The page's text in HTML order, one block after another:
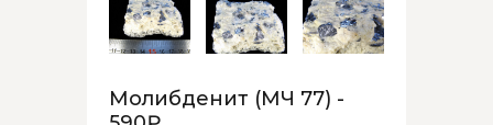
Молибденит (МЧ 77) -